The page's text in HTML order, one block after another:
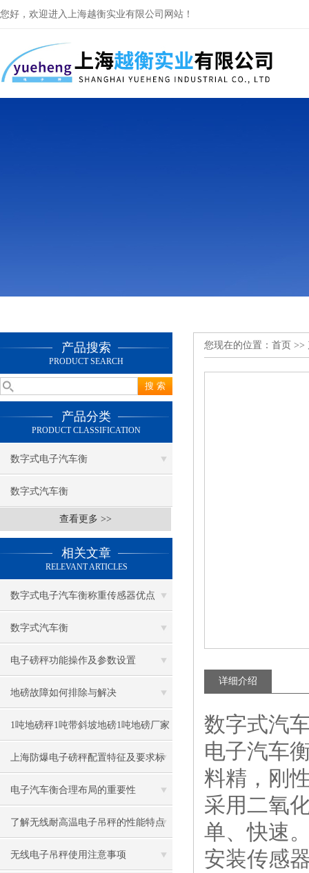
您好，欢迎进入上海越衡实业有限公司网站！
产品搜索
PRODUCT SEARCH
产品分类
PRODUCT CLASSIFICATION
数字式电子汽车衡
数字式汽车衡
查看更多 >>
相关文章
RELEVANT ARTICLES
数字式电子汽车衡称重传感器优点
数字式汽车衡
电子磅秤功能操作及参数设置
地磅故障如何排除与解决
1吨地磅秤1吨带斜坡地磅1吨地磅厂家
1吨不锈钢磅秤价格
上海防爆电子磅秤配置特征及要求标
准
电子汽车衡合理布局的重要性
了解无线耐高温电子吊秤的性能特点
无线电子吊秤使用注意事项
您现在的位置： 首页 >>
详细介绍
数字式汽
电子汽车
料精，刚
采用二氧
单、快速
安装传感